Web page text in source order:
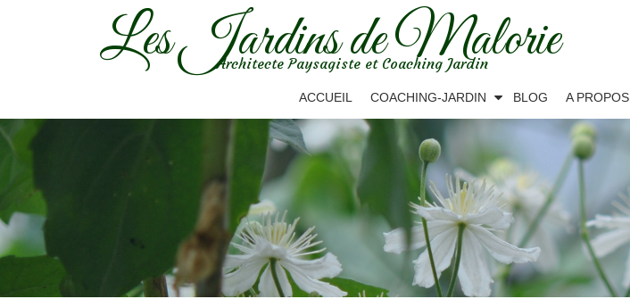
Les Jardins de Malorie
Architecte Paysagiste et Coaching Jardin
ACCUEIL COACHING-JARDIN BLOG A PROPOS